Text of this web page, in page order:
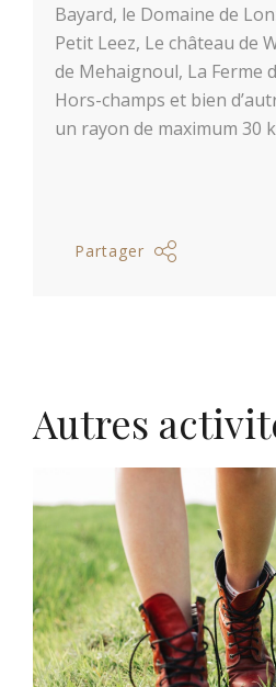
Bayard, le Domaine de
Petit Leez, Le château de
de Mehaignoul, La Ferme
Hors-champs et bien
un rayon de maximum 30
Partager
Autres